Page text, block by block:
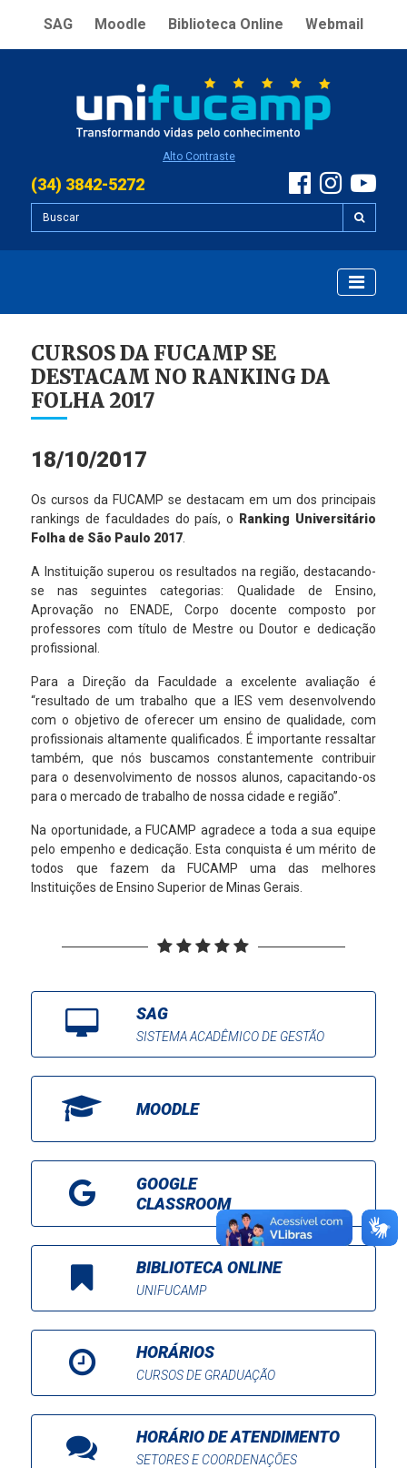
SAG Moodle Biblioteca Online Webmail
Alto Contraste
(34) 3842-5272
CURSOS DA FUCAMP SE
DESTACAM NO RANKING DA
FOLHA 2017
18/10/2017
Os cursos da FUCAMP se destacam em um dos principais
rankings de faculdades do país, o
Ranking Universitário
Folha de São Paulo 2017
A Instituição superou os resultados na região, destacando-
se nas seguintes categorias: Qualidade de Ensino,
Aprovação no ENADE, Corpo docente composto por
professores com título de Mestre ou Doutor e dedicação
profissional.
Para a Direção da Faculdade a excelente avaliação é
“resultado de um trabalho que a IES vem desenvolvendo
com o objetivo de oferecer um ensino de qualidade, com
profissionais altamente qualificados. É importante ressaltar
também, que nós buscamos constantemente contribuir
para o desenvolvimento de nossos alunos, capacitando-os
para o mercado de trabalho de nossa cidade e região”.
Na oportunidade, a FUCAMP agradece a toda a sua equipe
pelo empenho e dedicação. Esta conquista é um mérito de
todos que fazem da FUCAMP uma das melhores
Instituições de Ensino Superior de Minas Gerais.
SAG
SISTEMA ACADÊMICO DE GESTÃO
MOODLE
GOOGLE
CLASSROOM
BIBLIOTECA ONLINE
UNIFUCAMP
HORÁRIOS
CURSOS DE GRADUAÇÃO
HORÁRIO DE ATENDIMENTO
SETORES E COORDENAÇÕES